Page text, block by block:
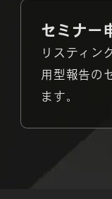
セミナー
リスティン
用型報告の
ます。